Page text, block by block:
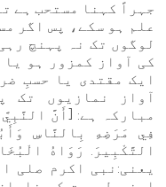
جہراً کہنا مستحب ہے
علم ہو سکے، پس اگر
لوگوں تک نہ پہنچ
کی آواز کمزور ہو یا
ایک مقتدی یا حسبِ
آواز نمازیوں تک
مبارکہ ہے: [أَنَّ
فِي مَرَضِهِ بِالنَّاسِ
التَّكْبِيرَ. رَوَاهُ
یعنی:نبی اکرم صلی